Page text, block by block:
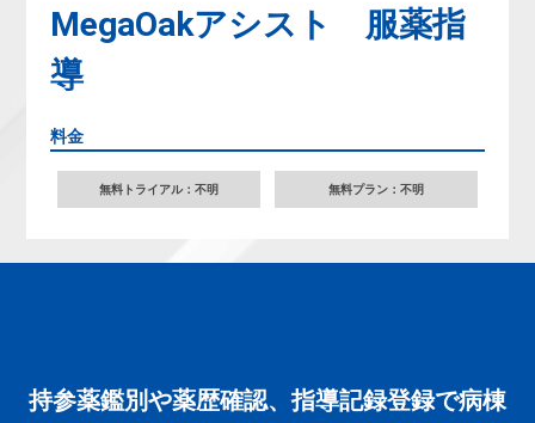
MegaOakアシスト 服薬指
導
料金
無料トライアル：不明 無料プラン：不明
持参薬鑑別や薬歴確認、指導記録登録で病棟